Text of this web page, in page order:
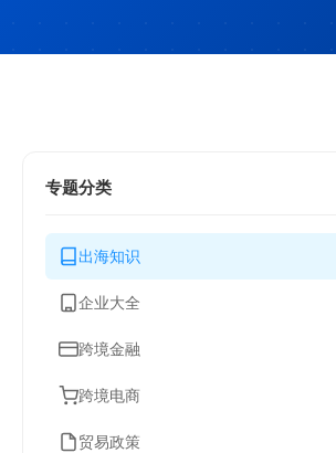
专题分类
出海知识
企业大全
跨境金融
跨境电商
贸易政策